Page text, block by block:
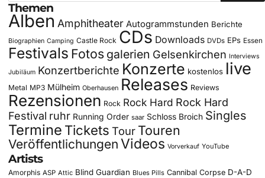
Themen
Alben Amphitheater Autogrammstunden Berichte
Biographien Camping Castle Rock CDs Downloads DVDs EPs Essen
Festivals Fotos galerien Gelsenkirchen Interviews
Jubiläum Konzertberichte Konzerte kostenlos live
Metal MP3 Mülheim Oberhausen Releases Reviews
Rezensionen Rock Rock Hard Rock Hard
Festival ruhr Running Order saar Schloss Broich Singles
Termine Tickets Tour Touren
Veröffentlichungen Videos Vorverkauf YouTube
Artists
Amorphis ASP Attic Blind Guardian Blues Pills Cannibal Corpse D-A-D